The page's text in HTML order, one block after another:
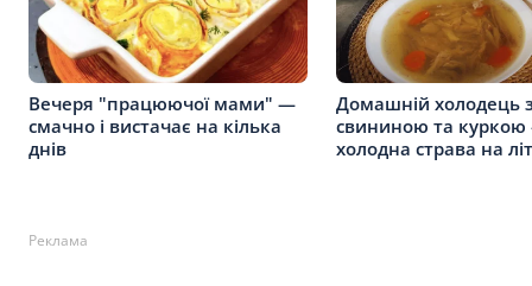
Вечеря "працюючої мами" —
смачно і вистачає на кілька
днів
Домашній холодець
свининою та
холодна страва на
Реклама